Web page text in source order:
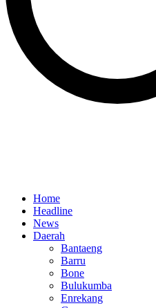
Home
Headline
News
Daerah
Bantaeng
Barru
Bone
Bulukumba
Enrekang